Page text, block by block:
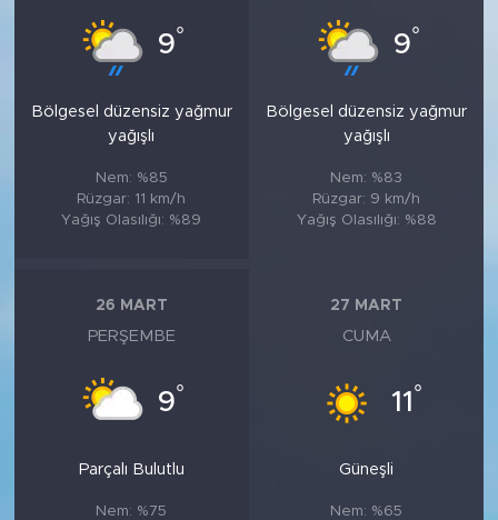
9°
Bölgesel düzensiz yağmur
yağışlı
Nem: %85
Rüzgar: 11 km/h
Yağış Olasılığı: %89
9°
Bölgesel düzensiz yağmur
yağışlı
Nem: %83
Rüzgar: 9 km/h
Yağış Olasılığı: %88
26 MART
PERŞEMBE
9°
Parçalı Bulutlu
Nem: %75
27 MART
CUMA
11 °
Güneşli
Nem: %65